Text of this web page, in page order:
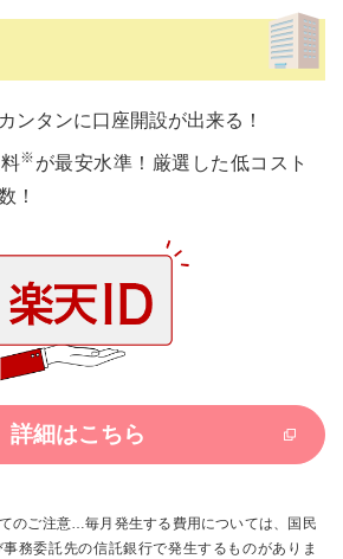
ンタンに口座開設が出来る！
※ が最安水準！厳選した低コスト
！
詳細はこちら
のご注意…毎月発生する費用については、国民
務委託先の信託銀行で発生するものがありま